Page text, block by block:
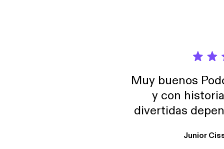
Muy buenos
y con
divertidas
trabajo ya que
Junior